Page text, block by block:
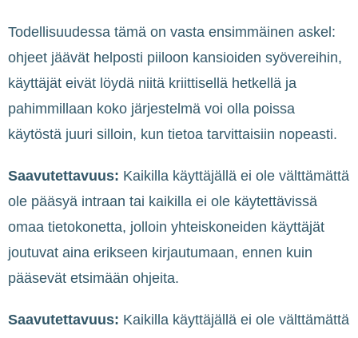
Todellisuudessa tämä on vasta ensimmäinen askel:
ohjeet jäävät helposti piiloon kansioiden syövereihin,
käyttäjät eivät löydä niitä kriittisellä hetkellä ja
pahimmillaan koko järjestelmä voi olla poissa
käytöstä juuri silloin, kun tietoa tarvittaisiin nopeasti.
Saavutettavuus: Kaikilla käyttäjällä ei ole välttämättä
ole pääsyä intraan tai kaikilla ei ole käytettävissä
omaa tietokonetta, jolloin yhteiskoneiden käyttäjät
joutuvat aina erikseen kirjautumaan, ennen kuin
pääsevät etsimään ohjeita.
Saavutettavuus: Kaikilla käyttäjällä ei ole välttämättä